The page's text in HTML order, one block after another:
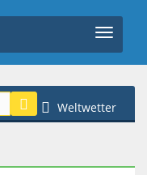
Weltwetter